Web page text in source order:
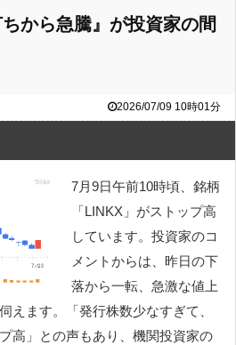
a
から急騰』が投資家の間
2026/07/09 10時01分
7月9日午前10時頃、銘柄
「LINKX」がストップ高
しています。投資家のコ
メントからは、昨日の下
落から一転、急激な値上
えます。「発行株数少なすぎて、
高」との声もあり、機関投資家の